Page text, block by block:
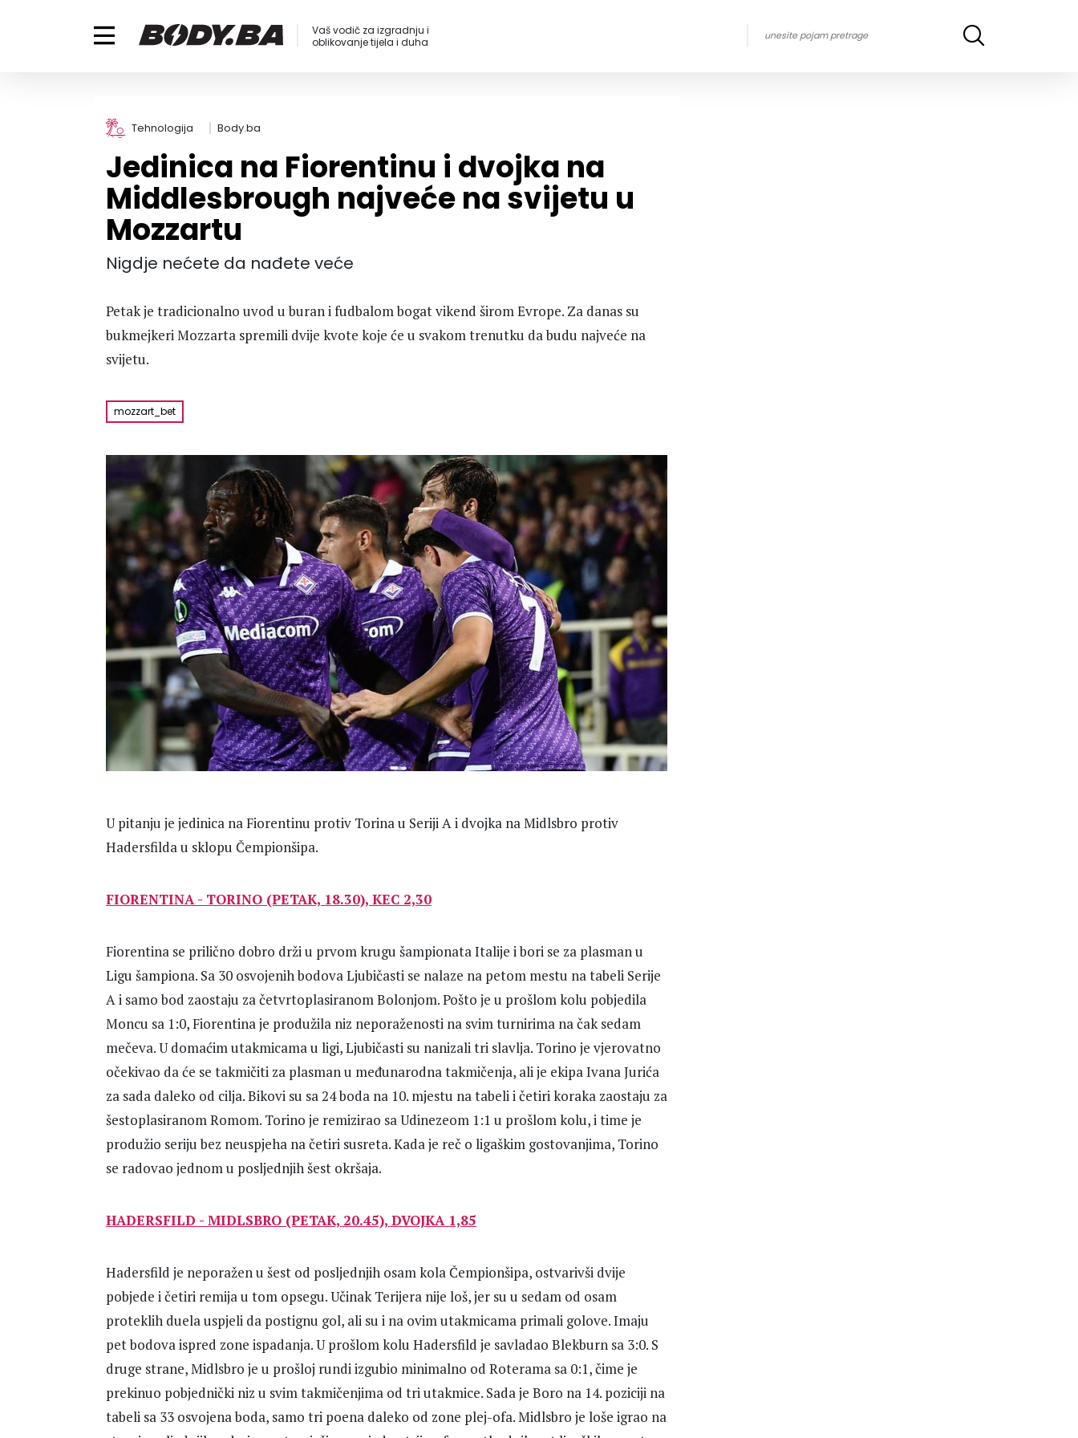
Vaš vodič za izgradnju i
oblikovanje tijela i duha
Tehnologija Body.ba
Jedinica na Fiorentinu i dvojka na
Middlesbrough najveće na svijetu u
Mozzartu
Nigdje nećete da nađete veće
Petak je tradicionalno uvod u buran i fudbalom bogat vikend širom Evrope. Za danas su
bukmejkeri Mozzarta spremili dvije kvote koje će u svakom trenutku da budu najveće na
svijetu.
mozzart_bet
U pitanju je jedinica na Fiorentinu protiv Torina u Seriji A i dvojka na Midlsbro protiv
Hadersfilda u sklopu Čempionšipa.
FIORENTINA - TORINO (PETAK, 18.30), KEC 2,30
Fiorentina se prilično dobro drži u prvom krugu šampionata Italije i bori se za plasman u
Ligu šampiona. Sa 30 osvojenih bodova Ljubičasti se nalaze na petom mestu na tabeli Serije
A i samo bod zaostaju za četvrtoplasiranom Bolonjom. Pošto je u prošlom kolu pobjedila
Moncu sa 1:0, Fiorentina je produžila niz neporaženosti na svim turnirima na čak sedam
mečeva. U domaćim utakmicama u ligi, Ljubičasti su nanizali tri slavlja. Torino je vjerovatno
očekivao da će se takmičiti za plasman u međunarodna takmičenja, ali je ekipa Ivana Jurića
za sada daleko od cilja. Bikovi su sa 24 boda na 10. mjestu na tabeli i četiri koraka zaostaju za
šestoplasiranom Romom. Torino je remizirao sa Udinezeom 1:1 u prošlom kolu, i time je
produžio seriju bez neuspjeha na četiri susreta. Kada je reč o ligaškim gostovanjima, Torino
se radovao jednom u posljednjih šest okršaja.
HADERSFILD - MIDLSBRO (PETAK, 20.45), DVOJKA 1,85
Hadersfild je neporažen u šest od posljednjih osam kola Čempionšipa, ostvarivši dvije
pobjede i četiri remija u tom opsegu. Učinak Terijera nije loš, jer su u sedam od osam
proteklih duela uspjeli da postignu gol, ali su i na ovim utakmicama primali golove. Imaju
pet bodova ispred zone ispadanja. U prošlom kolu Hadersfild je savladao Blekburn sa 3:0. S
druge strane, Midlsbro je u prošloj rundi izgubio minimalno od Roterama sa 0:1, čime je
prekinuo pobjednički niz u svim takmičenjima od tri utakmice. Sada je Boro na 14. poziciji na
tabeli sa 33 osvojena boda, samo tri poena daleko od zone plej-ofa. Midlsbro je loše igrao na